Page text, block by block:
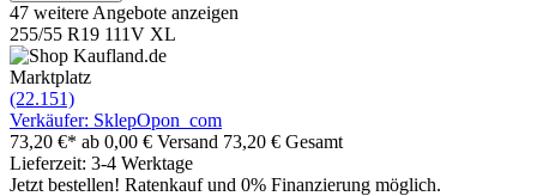
47 weitere Angebote anzeigen
255/55 R19 111V XL
Marktplatz
(22.151)
Verkäufer: SklepOpon_com
73,20 €* ab 0,00 € Versand 73,20 € Gesamt
Lieferzeit: 3-4 Werktage
Jetzt bestellen! Ratenkauf und 0% Finanzierung möglich.